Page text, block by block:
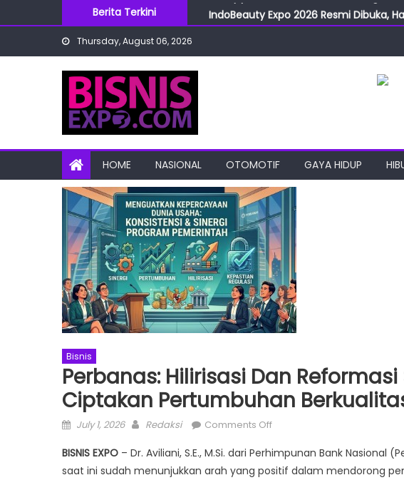
to
Berita Terkini
IndoBeauty Expo 2026 Resmi Dibuka,
Menteri Perindustrian Resmikan ILF
Snoopy Run Indonesia 2026 Usung
Thursday, August 06, 2026
HOME NASIONAL OTOMOTIF GAYA HIDUP
Bisnis
Perbanas: Hilirisasi Dan
Ciptakan Pertumbuhan
Posted
July 1, 2026 Author
Redaksi Comments Offon
Hilirisasi
dan
BISNIS EXPO – Dr. Aviliani, S.E., M.Si. dari Perhimpunan Bank
saat ini sudah menunjukkan arah yang positif dalam mendorong